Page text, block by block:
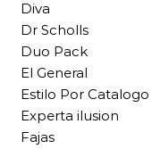
Diva
Dr Scholls
Duo Pack
El General
Estilo Por Catalogo
Experta ilusion
Fajas